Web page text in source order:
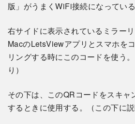
版」がうまくWiFi接続になってい
右サイドに表示されているミラー
MacのLetsViewアプリとスマホを
リングする時にこのコードを使う
り）
その下は、このQRコードをスキャ
するときに使用する。（この下に説